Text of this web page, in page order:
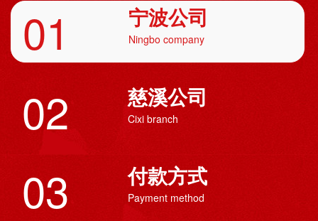
01 宁波公司
Ningbo company
02 慈溪公司
Cixi branch
03 付款方式
Payment method